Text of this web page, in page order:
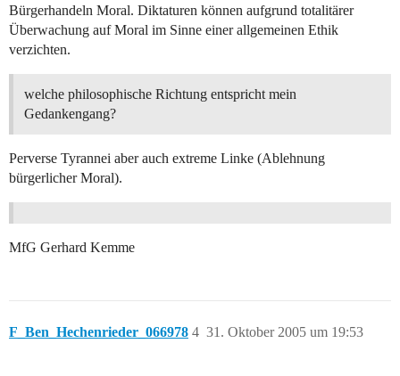
Bürgerhandeln Moral. Diktaturen können aufgrund totalitärer
Überwachung auf Moral im Sinne einer allgemeinen Ethik
verzichten.
welche philosophische Richtung entspricht mein
Gedankengang?
Perverse Tyrannei aber auch extreme Linke (Ablehnung
bürgerlicher Moral).
MfG Gerhard Kemme
F_Ben_Hechenrieder_066978 31. Oktober 2005 um 19:53
4